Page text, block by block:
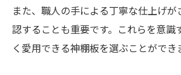
また、職人の手による丁寧な仕上げ
認することも重要です。これらを意識
く愛用できる神棚板を選ぶことができ